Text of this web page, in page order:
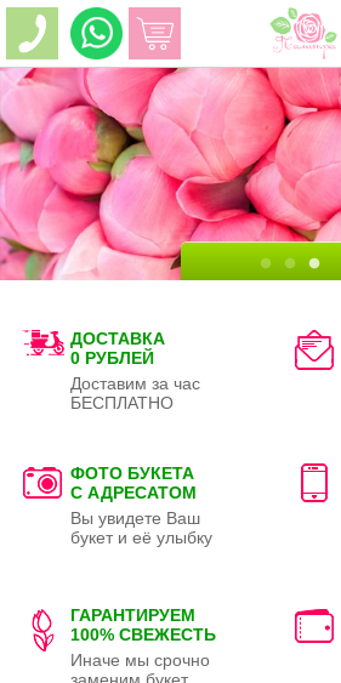
ДОСТАВКА
0 РУБЛЕЙ
Доставим за час
БЕСПЛАТНО
ФОТО БУКЕТА
С АДРЕСАТОМ
Вы увидете Ваш
букет и её улыбку
ГАРАНТИРУЕМ
100% СВЕЖЕСТЬ
Иначе мы срочно